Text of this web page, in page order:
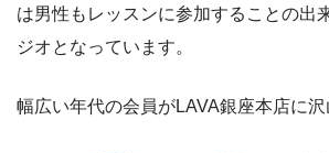
は男性もレッスンに参加することの出
ジオとなっています。
幅広い年代の会員がLAVA銀座本店に沢